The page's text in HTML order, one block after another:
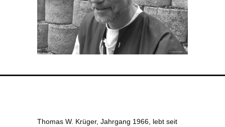
Thomas W. Krüger, Jahrgang 1966, lebt seit